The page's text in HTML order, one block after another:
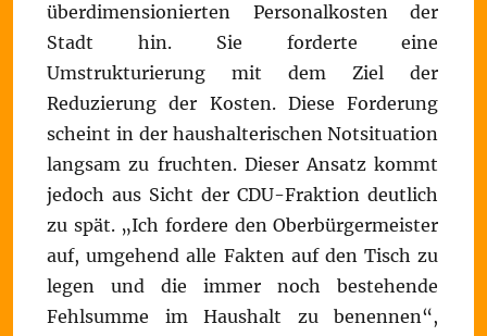
überdimensionierten Personalkosten der
Stadt hin. Sie forderte eine
Umstrukturierung mit dem Ziel der
Reduzierung der Kosten. Diese Forderung
scheint in der haushalterischen Notsituation
langsam zu fruchten. Dieser Ansatz kommt
jedoch aus Sicht der CDU-Fraktion deutlich
zu spät. „Ich fordere den Oberbürgermeister
auf, umgehend alle Fakten auf den Tisch zu
legen und die immer noch bestehende
Fehlsumme im Haushalt zu benennen“,